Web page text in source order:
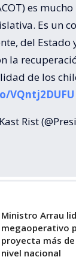
es
Es un
del Estado
la
de los
VQntj2DUFU
Rist
Ministro Arrau
megaoperativo
proyecta más
nivel nacional